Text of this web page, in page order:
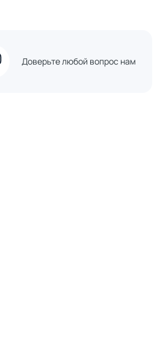
Доверьте любой вопрос нам